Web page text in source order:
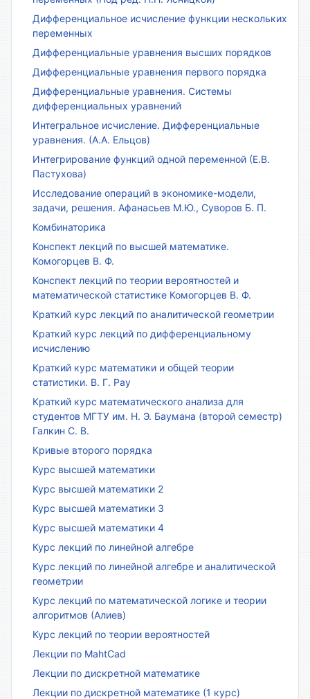
Дифференциальное исчисление функции нескольких
переменных
Дифференциальные уравнения высших порядков
Дифференциальные уравнения первого порядка
Дифференциальные уравнения. Системы
дифференциальных уравнений
Интегральное исчисление. Дифференциальные
уравнения. (А.А. Ельцов)
Интегрирование функций одной переменной (Е.В.
Пастухова)
Исследование операций в экономике-модели,
задачи, решения. Афанасьев М.Ю., Суворов Б. П.
Комбинаторика
Конспект лекций по высшей математике.
Комогорцев В. Ф.
Конспект лекций по теории вероятностей и
математической статистике Комогорцев В. Ф.
Краткий курс лекций по аналитической геометрии
Краткий курс лекций по дифференциальному
исчислению
Краткий курс математики и общей теории
статистики. В. Г. Рау
Краткий курс математического анализа для
студентов МГТУ им. Н. Э. Баумана (второй семестр)
Галкин С. В.
Кривые второго порядка
Курс высшей математики
Курс высшей математики 2
Курс высшей математики 3
Курс высшей математики 4
Курс лекций по линейной алгебре
Курс лекций по линейной алгебре и аналитической
геометрии
Курс лекций по математической логике и теории
алгоритмов (Алиев)
Курс лекций по теории вероятностей
Лекции по MahtCad
Лекции по дискретной математике
Лекции по дискретной математике (1 курс)